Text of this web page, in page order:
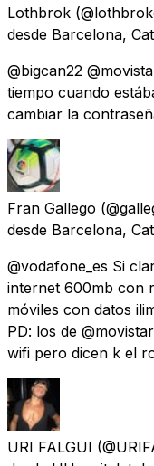
Lothbrok
desde Barcelona,
@bigcan22
tiempo cuando
cambiar la
Fran Gallego
desde Barcelona,
@vodafone_es Si
internet 600mb con
móviles con datos
PD: los de
wifi pero dicen k el
URI FALGUI